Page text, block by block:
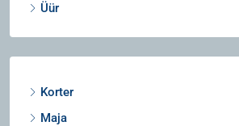
Üür
Korter
Maja